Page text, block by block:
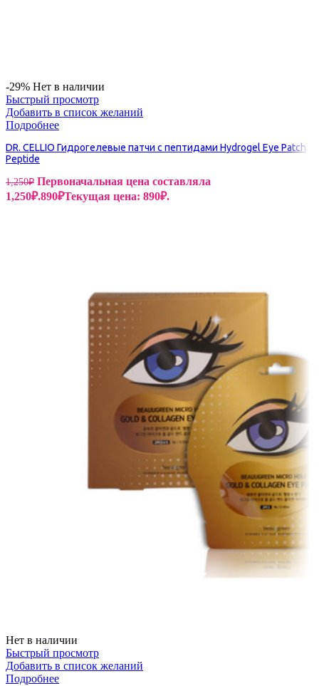
-29% Нет в наличии
Быстрый просмотр
Добавить в список желаний
Подробнее
DR. CELLIO Гидрогелевые патчи с пептидами Hydrogel Eye Patch
Peptide
1,250₽ Первоначальная цена составляла
1,250₽.890₽Текущая цена: 890₽.
Нет в наличии
Быстрый просмотр
Добавить в список желаний
Подробнее